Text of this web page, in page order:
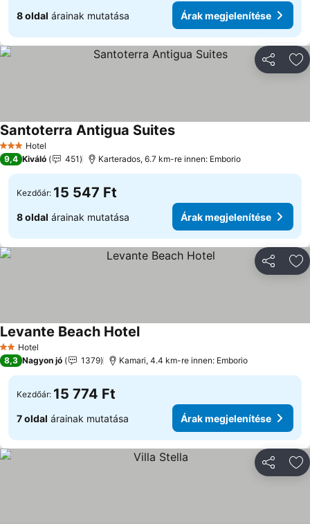
8 oldal árainak mutatása Árak megjelenítése
3 Kategória
Hotel
Santoterra Antigua Suites
9,4 Kiváló 451 Karterados, 6.7 km-re innen: Emborio
Kezdőár: 15 547 Ft
8 oldal árainak mutatása Árak megjelenítése
2 Kategória
Hotel
Levante Beach Hotel
8,3 Nagyon jó 1379 Kamari, 4.4 km-re innen: Emborio
Kezdőár: 15 774 Ft
7 oldal árainak mutatása Árak megjelenítése